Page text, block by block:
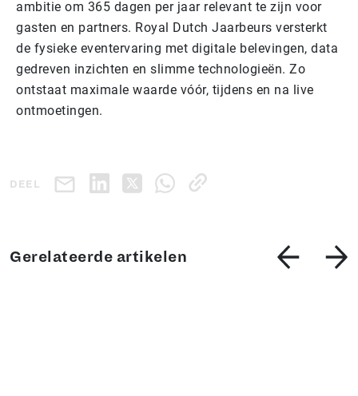
ambitie om 365 dagen per jaar relevant te zijn voor
gasten en partners. Royal Dutch Jaarbeurs versterkt
de fysieke eventervaring met digitale belevingen, data
gedreven inzichten en slimme technologieën. Zo
ontstaat maximale waarde vóór, tijdens en na live
ontmoetingen.
DEEL
Gerelateerde artikelen